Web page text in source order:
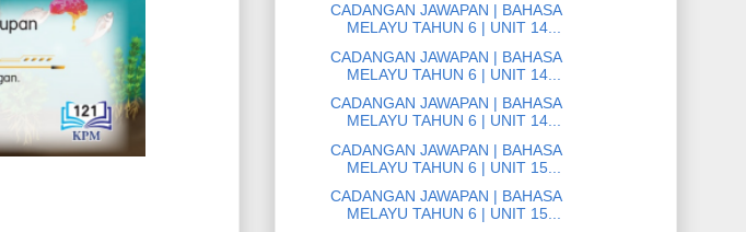
CADANGAN JAWAPAN | BAHASA
MELAYU TAHUN 6 | UNIT 14...
CADANGAN JAWAPAN | BAHASA
MELAYU TAHUN 6 | UNIT 14...
CADANGAN JAWAPAN | BAHASA
MELAYU TAHUN 6 | UNIT 14...
CADANGAN JAWAPAN | BAHASA
MELAYU TAHUN 6 | UNIT 15...
CADANGAN JAWAPAN | BAHASA
MELAYU TAHUN 6 | UNIT 15...